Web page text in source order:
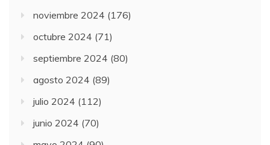
noviembre 2024 (176)
octubre 2024 (71)
septiembre 2024 (80)
agosto 2024 (89)
julio 2024 (112)
junio 2024 (70)